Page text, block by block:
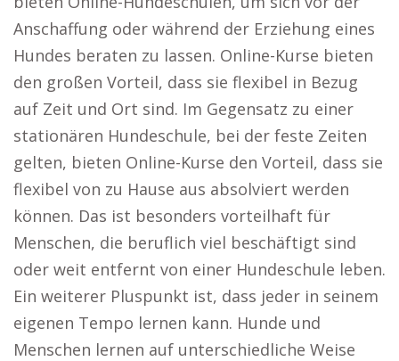
Anschaffung oder während der Erziehung eines
Hundes beraten zu lassen. Online-Kurse bieten
den großen Vorteil, dass sie flexibel in Bezug
auf Zeit und Ort sind. Im Gegensatz zu einer
stationären Hundeschule, bei der feste Zeiten
gelten, bieten Online-Kurse den Vorteil, dass sie
flexibel von zu Hause aus absolviert werden
können. Das ist besonders vorteilhaft für
Menschen, die beruflich viel beschäftigt sind
oder weit entfernt von einer Hundeschule leben.
Ein weiterer Pluspunkt ist, dass jeder in seinem
eigenen Tempo lernen kann. Hunde und
Menschen lernen auf unterschiedliche Weise